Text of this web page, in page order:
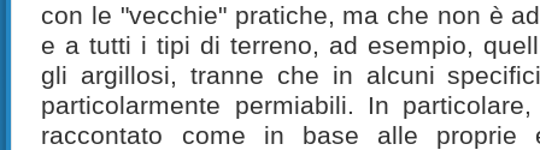
con le "vecchie" pratiche, ma che non è
e a tutti i tipi di terreno, ad esempio,
gli argillosi, tranne che in alcuni
particolarmente permiabili. In
raccontato come in base alle proprie